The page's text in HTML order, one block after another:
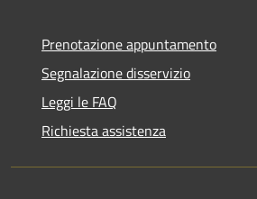
Prenotazione appuntamento
Segnalazione disservizio
Leggi le FAQ
Richiesta assistenza